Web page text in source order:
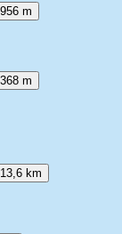
956 m
368 m
13,6 km